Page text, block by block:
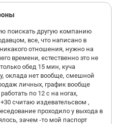
поискать другую компанию
все, что написано в
отношения, нужно на
времени, естественно это не
обед 15 мин, куча
оклада нет вообще, смешной
личных, график вообще
по 12 с на ногах,
считаю издевательсвом ,
проходило у выхода в
зачем -то мой паспорт